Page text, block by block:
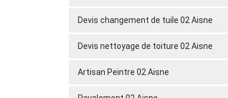
Devis changement de tuile 02 Aisne
Devis nettoyage de toiture 02 Aisne
Artisan Peintre 02 Aisne